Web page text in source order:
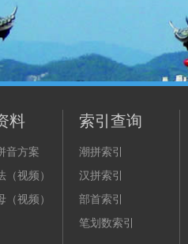
料
音方案
（视频）
（视频）
索引查询
潮拼索引
汉拼索引
部首索引
笔划数索引